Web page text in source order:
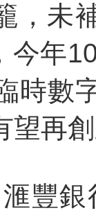
，未
今年
時數
望再
滙豐